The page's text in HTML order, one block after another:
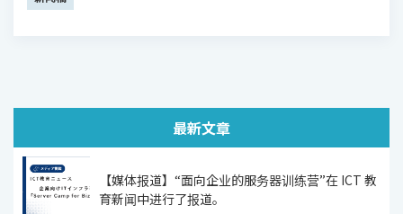
最新文章
【媒体报道】“面向企业的服务器训练营”在 ICT 教
育新闻中进行了报道。